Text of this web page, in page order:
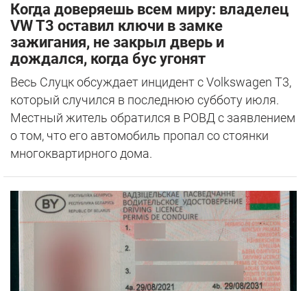
Когда доверяешь всем миру: владелец
VW T3 оставил ключи в замке
зажигания, не закрыл дверь и
дождался, когда бус угонят
Весь Слуцк обсуждает инцидент с Volkswagen T3,
который случился в последнюю субботу июля.
Местный житель обратился в РОВД с заявлением
о том, что его автомобиль пропал со стоянки
многоквартирного дома.